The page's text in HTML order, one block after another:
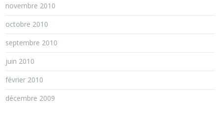
novembre 2010
octobre 2010
septembre 2010
juin 2010
février 2010
décembre 2009